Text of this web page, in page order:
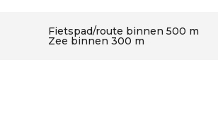
Fietspad/route binnen 500 m
Zee binnen 300 m